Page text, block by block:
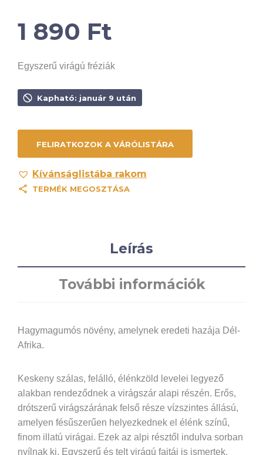
1 890 Ft
Egyszerű virágú fréziák
Kapható: január 9 után
Kívánságlistába rakom
TERMÉK MEGOSZTÁSA
Leírás
További információk
Hagymagumós növény, amelynek eredeti hazája Dél-
Afrika.
Keskeny szálas, felálló, élénkzöld levelei legyező
alakban rendeződnek a virágszár alapi részén. Erős,
drótszerű virágszárának felső része vízszintes állású,
amelyen fésűszerűen helyezkednek el élénk színű,
finom illatú virágai. Ezek az alpi résztől indulva sorban
nyílnak ki. Egyszerű és telt virágú fajtái is ismertek.